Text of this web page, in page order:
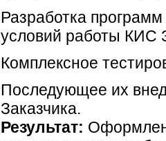
Разработка
условий работы КИС
Комплексное
Последующее их
Заказчика.
Результат: